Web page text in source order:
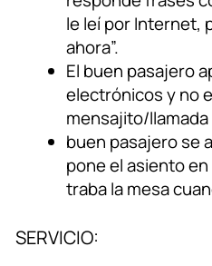
le leí por Internet,
ahora”.
El buen pasajero
electrónicos y no
mensajito/
buen pasajero se
pone el asiento
traba la mesa
SERVICIO: